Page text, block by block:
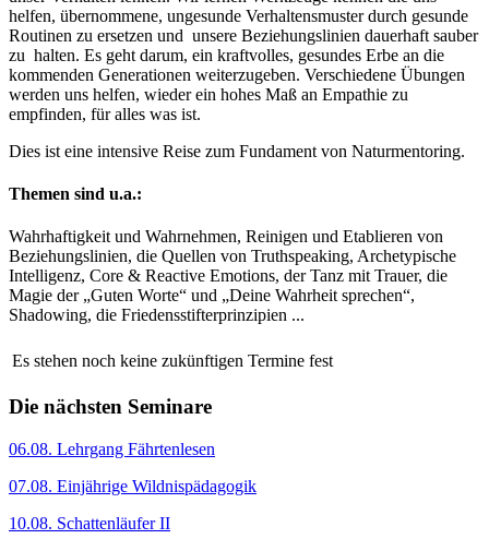
helfen, übernommene, ungesunde Verhaltensmuster durch gesunde
Routinen zu ersetzen und unsere Beziehungslinien dauerhaft sauber
zu halten. Es geht darum, ein kraftvolles, gesundes Erbe an die
kommenden Generationen weiterzugeben. Verschiedene Übungen
werden uns helfen, wieder ein hohes Maß an Empathie zu
empfinden, für alles was ist.
Dies ist eine intensive Reise zum Fundament von Naturmentoring.
Themen sind u.a.:
Wahrhaftigkeit und Wahrnehmen, Reinigen und Etablieren von
Beziehungslinien, die Quellen von Truthspeaking, Archetypische
Intelligenz, Core & Reactive Emotions, der Tanz mit Trauer, die
Magie der „Guten Worte“ und „Deine Wahrheit sprechen“,
Shadowing, die Friedensstifterprinzipien ...
Es stehen noch keine zukünftigen Termine fest
Die nächsten Seminare
06.08. Lehrgang Fährtenlesen
07.08. Einjährige Wildnispädagogik
10.08. Schattenläufer II